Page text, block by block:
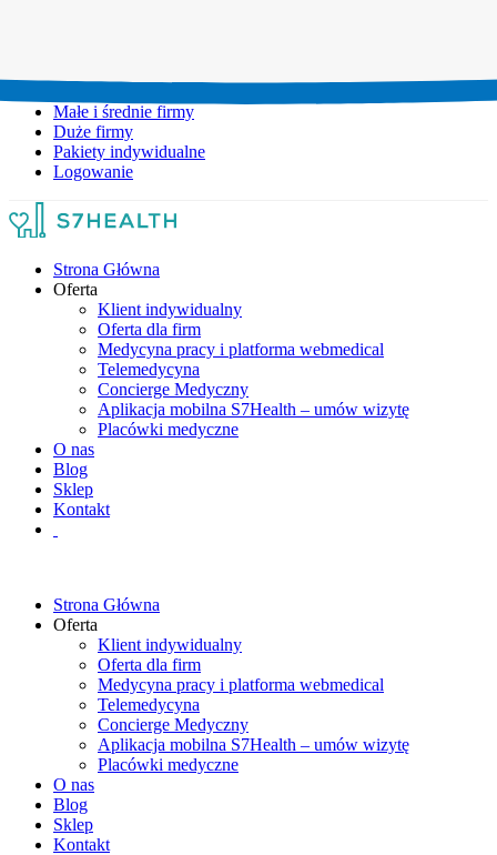
Małe i średnie firmy
Duże firmy
Pakiety indywidualne
Logowanie
Strona Główna
Oferta
Klient indywidualny
Oferta dla firm
Medycyna pracy i platforma webmedical
Telemedycyna
Concierge Medyczny
Aplikacja mobilna S7Health – umów wizytę
Placówki medyczne
O nas
Blog
Sklep
Kontakt
Strona Główna
Oferta
Klient indywidualny
Oferta dla firm
Medycyna pracy i platforma webmedical
Telemedycyna
Concierge Medyczny
Aplikacja mobilna S7Health – umów wizytę
Placówki medyczne
O nas
Blog
Sklep
Kontakt